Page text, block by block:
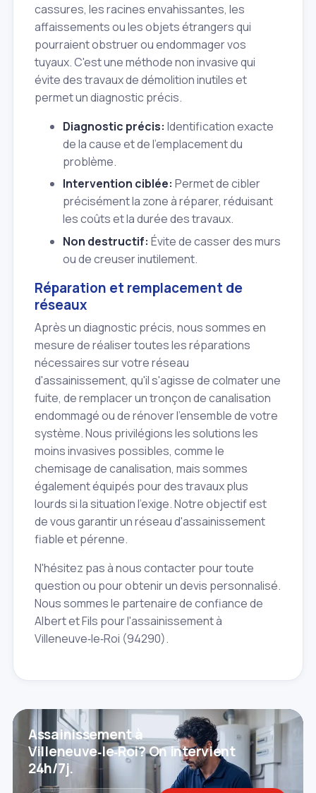
cassures, les racines envahissantes, les
affaissements ou les objets étrangers qui
pourraient obstruer ou endommager vos
tuyaux. C'est une méthode non invasive qui
évite des travaux de démolition inutiles et
permet un diagnostic précis.
Diagnostic précis: Identification exacte
de la cause et de l'emplacement du
problème.
Intervention ciblée: Permet de cibler
précisément la zone à réparer, réduisant
les coûts et la durée des travaux.
Non destructif: Évite de casser des murs
ou de creuser inutilement.
Réparation et remplacement de
réseaux
Après un diagnostic précis, nous sommes en
mesure de réaliser toutes les réparations
nécessaires sur votre réseau
d'assainissement, qu'il s'agisse de colmater une
fuite, de remplacer un tronçon de canalisation
endommagé ou de rénover l'ensemble de votre
système. Nous privilégions les solutions les
moins invasives possibles, comme le
chemisage de canalisation, mais sommes
également équipés pour des travaux plus
lourds si la situation l'exige. Notre objectif est
de vous garantir un réseau d'assainissement
fiable et pérenne.
N'hésitez pas à nous contacter pour toute
question ou pour obtenir un devis personnalisé.
Nous sommes le partenaire de confiance de
Albert et Fils pour l'assainissement à
Villeneuve‑le‑Roi (94290).
Assainissement à
Villeneuve‑le‑Roi? On intervient
24h/7j.